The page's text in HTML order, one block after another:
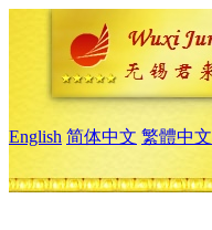
English 简体中文 繁體中文